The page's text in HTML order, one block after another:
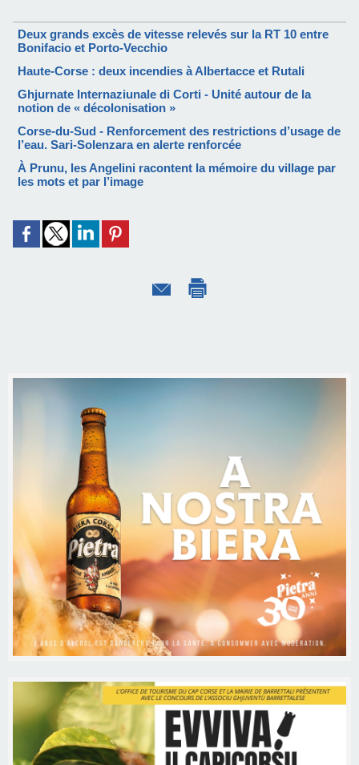
Deux grands excès de vitesse relevés sur la RT 10 entre
Bonifacio et Porto-Vecchio
Haute-Corse : deux incendies à Albertacce et Rutali
Ghjurnate Internaziunale di Corti - Unité autour de la
notion de « décolonisation »
Corse-du-Sud - Renforcement des restrictions d’usage de
l’eau. Sari-Solenzara en alerte renforcée
À Prunu, les Angelini racontent la mémoire du village par
les mots et par l’image